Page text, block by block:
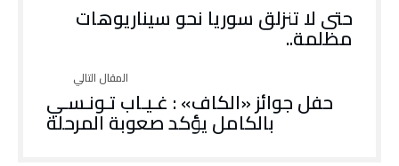
حتى لا تنزلق سوريا نحو سيناريوهات
مظلمة..
حفل جوائز «الكاف» : غـيـاب تـونـسـي
بالكامل يؤكد صعوبة المرحلة